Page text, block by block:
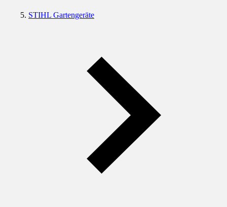
STIHL Gartengeräte